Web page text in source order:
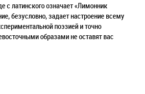
с латинского означает «Лимонник
безусловно, задает настроение всему
поэзией и точно
образами не оставят вас